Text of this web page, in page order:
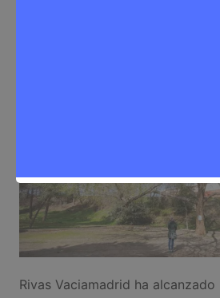
Rivas Vaciamadrid ha